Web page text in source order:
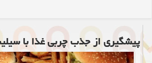
پیشگیری از جذب چربی غذا با